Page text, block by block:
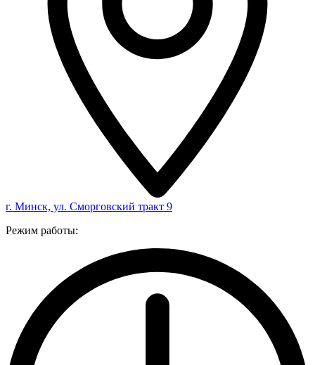
г. Минск, ул. Сморговский тракт 9
Режим работы: